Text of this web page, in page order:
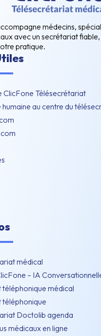
médecins,
avec un secrétariat
pratique.
ClicFone Télésecrétariat
humaine au centre du
médical
– IA
médical
Doctolib agenda
médicaux en ligne